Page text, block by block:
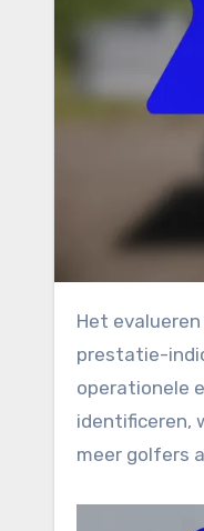
Het evalueren van de prestaties van golfbanen in Turkije vereist een uitgebreide checklist die belangrijke
prestatie-
operationele
identificeren,
meer golfers